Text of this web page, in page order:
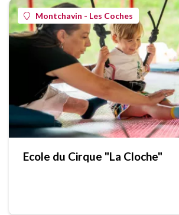
Montchavin - Les Coches
Ecole du Cirque "La Cloche"